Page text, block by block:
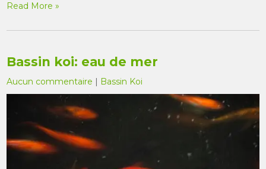
Read More »
Bassin koi: eau de mer
Aucun commentaire Bassin Koi